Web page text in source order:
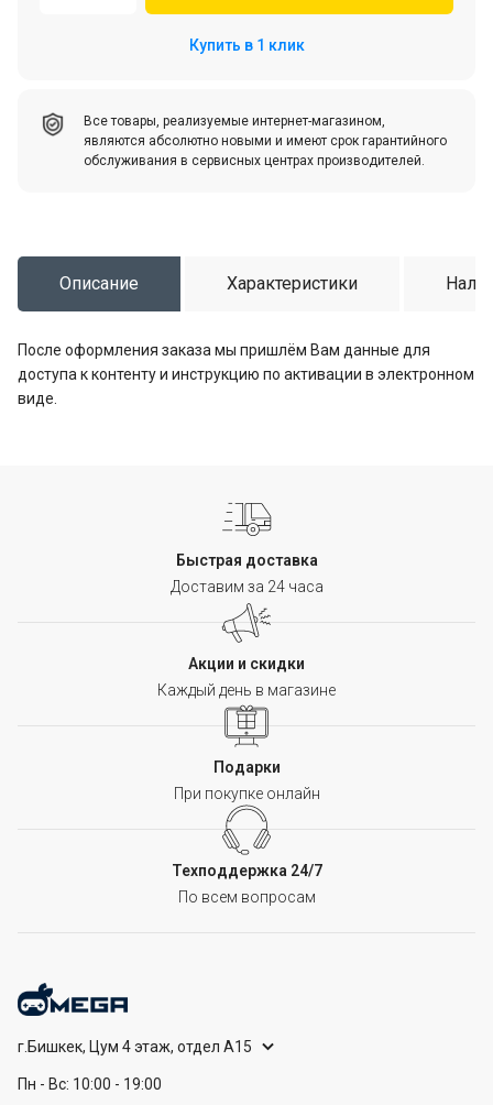
Купить в 1 клик
Все товары, реализуемые интернет-магазином,
являются абсолютно новыми и имеют срок гарантийного
обслуживания в сервисных центрах производителей.
Описание Характеристики
После оформления заказа мы пришлём Вам данные для
доступа к контенту и инструкцию по активации в электронном
виде.
Быстрая доставка
Доставим за 24 часа
Акции и скидки
Каждый день в магазине
Подарки
При покупке онлайн
Техподдержка 24/7
По всем вопросам
г.Бишкек, Цум 4 этаж, отдел А15
Пн - Вс: 10:00 - 19:00